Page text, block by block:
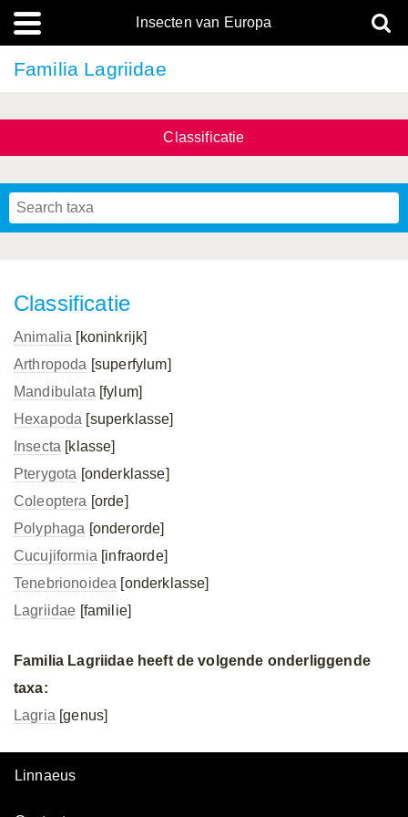
Insecten van Europa
Familia Lagriidae
Classificatie
Classificatie
Animalia [koninkrijk]
Arthropoda [superfylum]
Mandibulata [fylum]
Hexapoda [superklasse]
Insecta [klasse]
Pterygota [onderklasse]
Coleoptera [orde]
Polyphaga [onderorde]
Cucujiformia [infraorde]
Tenebrionoidea [onderklasse]
Lagriidae [familie]
Familia Lagriidae heeft de volgende onderliggende
taxa:
Lagria [genus]
Linnaeus